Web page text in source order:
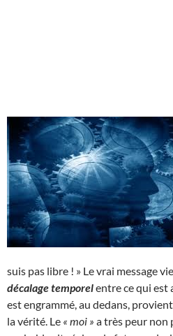
suis pas libre ! » Le vrai message
décalage temporelentre ce qui est
est engrammé, au dedans,
la vérité. Le « moi » a très peur non